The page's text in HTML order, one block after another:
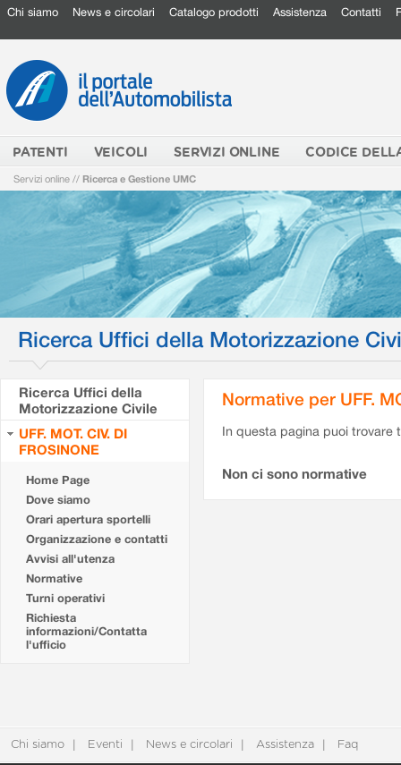
Chi siamo News e circolari Catalogo prodotti Assistenza Contatti
PATENTI VEICOLI SERVIZI ONLINE CODICE
Servizi online // Ricerca e Gestione UMC
Ricerca Uffici della Motorizzazione
Ricerca Uffici della
Motorizzazione Civile
UFF. MOT. CIV. DI
FROSINONE
Home Page
Dove siamo
Orari apertura sportelli
Organizzazione e contatti
Avvisi all'utenza
Normative
Turni operativi
Richiesta
informazioni/Contatta
l'ufficio
Normative per UFF.
In questa pagina puoi
Non ci sono normative
Chi siamo Eventi News e circolari Assistenza Faq